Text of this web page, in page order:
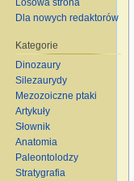
Dla nowych redaktorów
Kategorie
Dinozaury
Silezaurydy
Mezozoiczne ptaki
Artykuły
Słownik
Anatomia
Paleontolodzy
Stratygrafia